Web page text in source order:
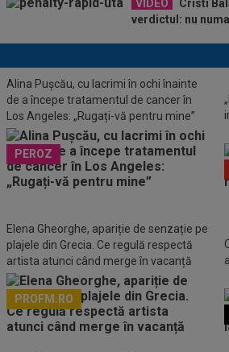
VIDEO
Cristi
verdictul: nu
Alina Pușcău, cu lacrimi în ochi înainte
de a începe tratamentul de cancer în
Los Angeles: „Rugați-vă pentru mine”
PEROZ
Elena Gheorghe, apariție de senzație pe
plajele din Grecia. Ce regulă respectă
artista atunci când merge în vacanță
PROFM.RO